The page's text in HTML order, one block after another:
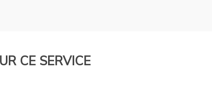
CE SERVICE